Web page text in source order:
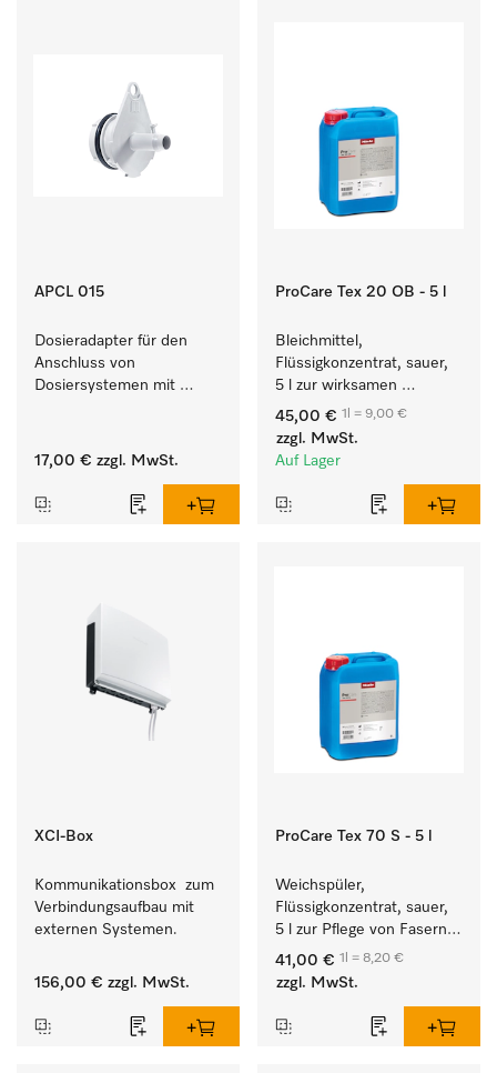
APCL 015
Dosieradapter für den
Anschluss von
Dosiersystemen mit
17,00 € zzgl. MwSt.
ProCare Tex 20 OB - 5 l
Bleichmittel,
Flüssigkonzentrat, sauer,
5 l zur wirksamen
Entfernung von
hartnäckigen Flecken.
45,00 € 1l = 9,00 €
zzgl. MwSt.
Auf Lager
XCI-Box
Kommunikationsbox  zum
Verbindungsaufbau mit
externen Systemen.
156,00 € zzgl. MwSt.
ProCare Tex 70 S - 5 l
Weichspüler,
Flüssigkonzentrat, sauer,
5 l zur Pflege von Fasern
für eine langfristige
Geschmeidigkeit der
41,00 € 1l = 8,20 €
zzgl. MwSt.